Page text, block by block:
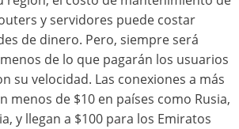
y servidores puede costar
de dinero. Pero, siempre será
de lo que pagarán los usuarios
su velocidad. Las conexiones a más
menos de $10 en países como Rusia,
y llegan a $100 para los Emiratos